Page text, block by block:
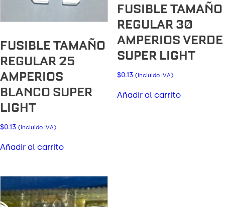
FUSIBLE TAMAÑO
REGULAR 25
AMPERIOS
BLANCO SUPER
LIGHT
$0.13 (incluido IVA)
Añadir al carrito
FUSIBLE TAMAÑO
REGULAR 30
AMPERIOS VERDE
SUPER LIGHT
$0.13 (incluido IVA)
Añadir al carrito